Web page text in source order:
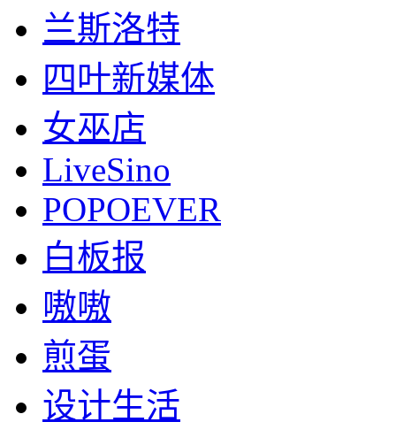
兰斯洛特
四叶新媒体
女巫店
LiveSino
POPOEVER
白板报
嗷嗷
煎蛋
设计生活